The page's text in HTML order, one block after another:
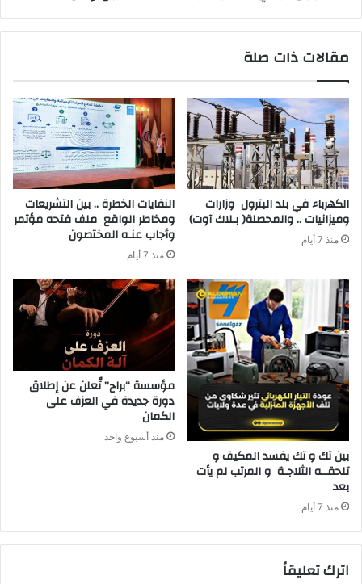
مقالات ذات صلة
‬وميزانيات‭ .. ‬والمحصلة‭ )‬بـلاك‭ ‬آوت)
منذ 7 أيام ‬وأجاب‭ ‬عنـه‭ ‬المختصون
منذ 7 أيام
‬بعد‭ ‬
منذ 7 أيام
مؤسسة “براح” تُعلن عن إطلاق
دورة جديدة في العزف على
الكمان
منذ أسبوع واحد
اترك تعليقاً